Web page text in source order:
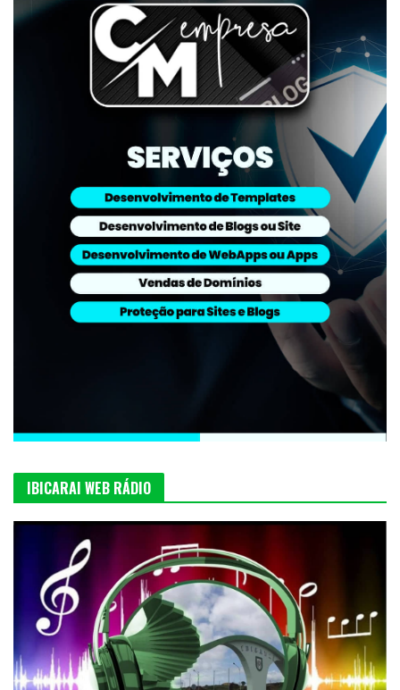
IBICARAI WEB RÁDIO